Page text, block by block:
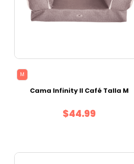
M
Cama Infinity II Café Talla M
$44.99